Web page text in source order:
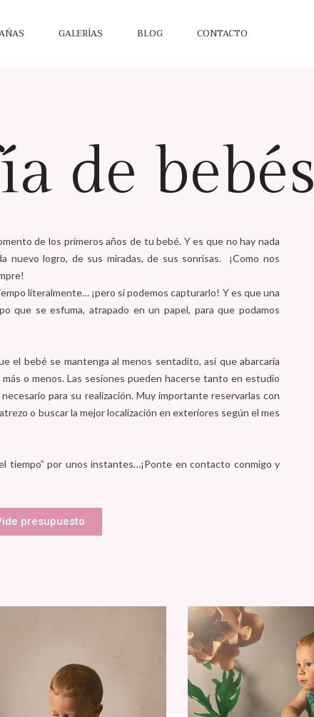
GALERÍAS BLOG CONTACTO
de bebés
de los primeros años de tu bebé. Y es que no hay nada
nuevo logro, de sus miradas, de sus sonrisas. ¡Como nos
literalmente… ¡pero si podemos capturarlo! Y es que una
que se esfuma, atrapado en un papel, para que podamos
el bebé se mantenga al menos sentadito, así que abarcaría
o menos. Las sesiones pueden hacerse tanto en estudio
para su realización. Muy importante reservarlas con
o buscar la mejor localización en exteriores según el mes
tiempo” por unos instantes…¡Ponte en contacto conmigo y
presupuesto